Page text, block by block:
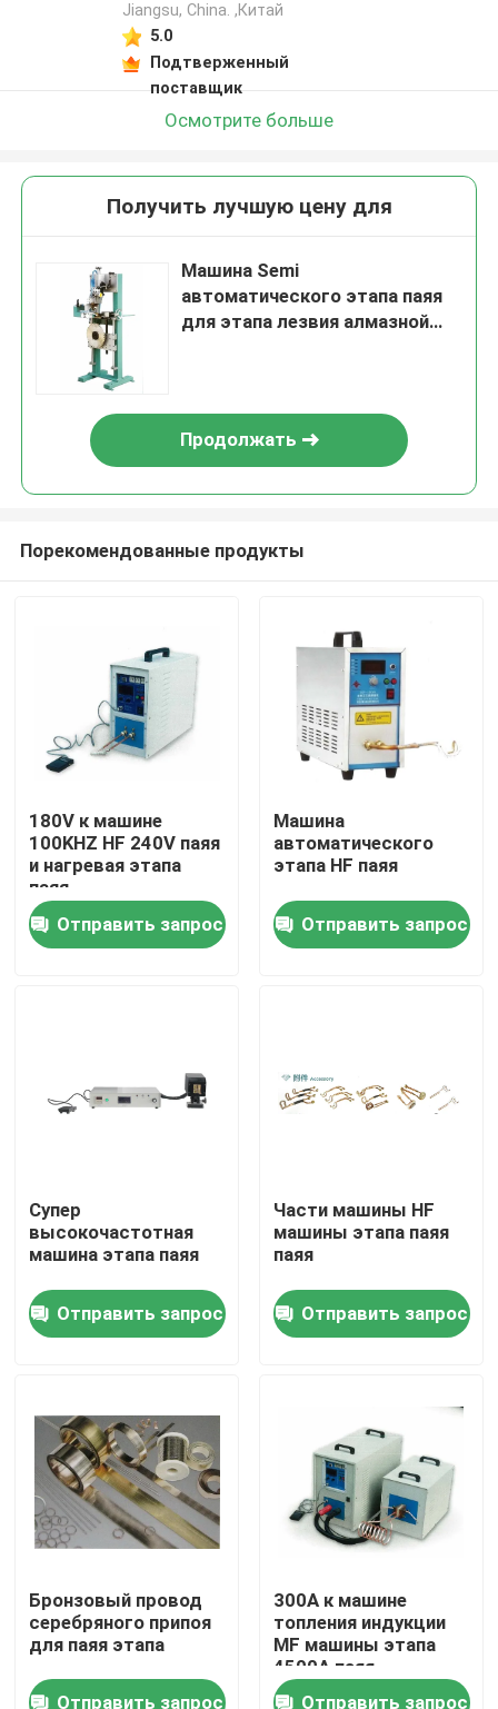
видео
Путешествие фабрики
Проверка качества
Свяжитесь мы
Новости
Спросите цитату
Алмазная пила
Jiangsu, China. ,Китай
5.0
Подтверженный
поставщик
Осмотрите больше
Получить лучшую цену для
Машина Semi
автоматического этапа паяя
для этапа лезвия алмазной
Продолжать
Порекомендованные продукты
180V к машине
100KHZ HF 240V паяя
и нагревая этапа
паяя
Отправить запрос
Машина
автоматического
этапа HF паяя
Отправить запрос
Супер
высокочастотная
машина этапа паяя
Отправить запрос
Части машины HF
машины этапа паяя
паяя
Отправить запрос
Бронзовый провод
серебряного припоя
для паяя этапа
Отправить запрос
300A к машине
топления индукции
MF машины этапа
4500A паяя
Отправить запрос